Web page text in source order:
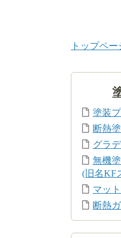
トップペー
塗装
断熱
グラ
無機
(旧名KF
マッ
断熱